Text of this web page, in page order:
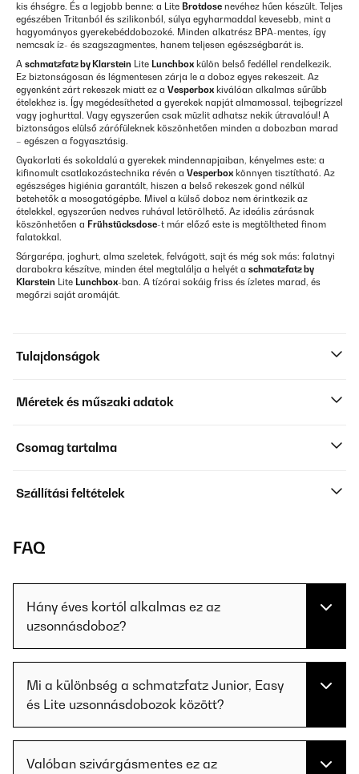
kis éhségre. És a legjobb benne: a Lite Brotdose nevéhez hűen készült. Teljes
egészében Tritanból és szilikonból, súlya egyharmaddal kevesebb, mint a
hagyományos gyerekebéddobozoké. Minden alkatrész BPA-mentes, így
nemcsak íz- és szagszagmentes, hanem teljesen egészségbarát is.
A schmatzfatz by Klarstein Lite Lunchbox külön belső fedéllel rendelkezik.
Ez biztonságosan és légmentesen zárja le a doboz egyes rekeszeit. Az
egyenként zárt rekeszek miatt ez a Vesperbox kiválóan alkalmas sűrűbb
ételekhez is. Így megédesítheted a gyerekek napját almamossal, tejbegrízzel
vagy joghurttal. Vagy egyszerűen csak müzlit adhatsz nekik útravalóul! A
biztonságos elülső zárófüleknek köszönhetően minden a dobozban marad
– egészen a fogyasztásig.
Gyakorlati és sokoldalú a gyerekek mindennapjaiban, kényelmes este: a
kifinomult csatlakozástechnika révén a Vesperbox könnyen tisztítható. Az
egészséges higiénia garantált, hiszen a belső rekeszek gond nélkül
betehetők a mosogatógépbe. Mivel a külső doboz nem érintkezik az
ételekkel, egyszerűen nedves ruhával letörölhető. Az ideális zárásnak
köszönhetően a Frühstücksdose-t már előző este is megtöltheted finom
falatokkal.
Sárgarépa, joghurt, alma szeletek, felvágott, sajt és még sok más: falatnyi
darabokra készítve, minden étel megtalálja a helyét a schmatzfatz by
Klarstein Lite Lunchbox-ban. A tízórai sokáig friss és ízletes marad, és
megőrzi saját aromáját.
Tulajdonságok
Méretek és műszaki adatok
Csomag tartalma
Szállítási feltételek
FAQ
Hány éves kortól alkalmas ez az
uzsonnásdoboz?
Mi a különbség a schmatzfatz Junior, Easy
és Lite uzsonnásdobozok között?
Valóban szivárgásmentes ez az